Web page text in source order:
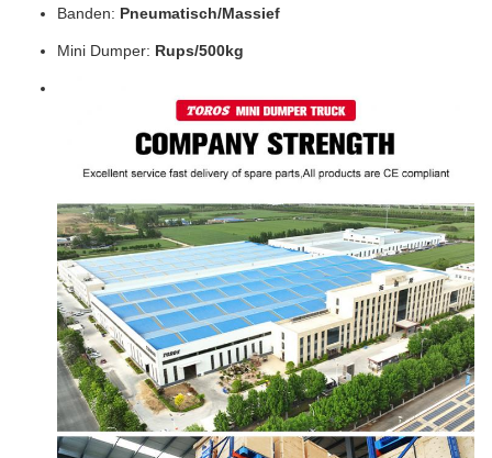
Banden: Pneumatisch/Massief
Mini Dumper: Rups/500kg